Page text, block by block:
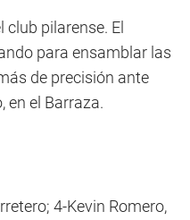
club pilarense. El
para ensamblar las
de precisión ante
en el Barraza.
4-Kevin Romero,